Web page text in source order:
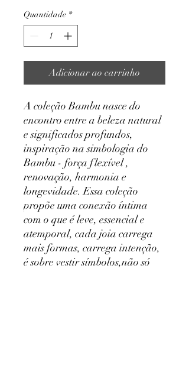
Quantidade *
Adicionar ao carrinho
A coleção Bambu nasce do
encontro entre a beleza natural
e significados profundos,
inspiração na simbologia do
Bambu - força flexível ,
renovação, harmonia e
longevidade. Essa coleção
propõe uma conexão íntima
com o que é leve, essencial e
atemporal, cada joia carrega
mais formas, carrega intenção,
é sobre vestir símbolos,não só